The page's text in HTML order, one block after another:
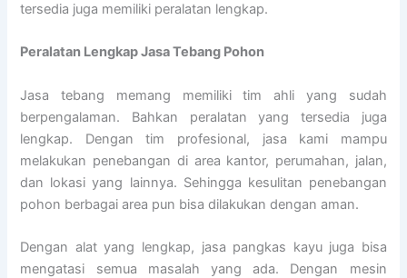
tersedia juga memiliki peralatan lengkap.
Peralatan Lengkap Jasa Tebang Pohon
Jasa tebang memang memiliki tim ahli yang sudah
berpengalaman. Bahkan peralatan yang tersedia juga
lengkap. Dengan tim profesional, jasa kami mampu
melakukan penebangan di area kantor, perumahan, jalan,
dan lokasi yang lainnya. Sehingga kesulitan penebangan
pohon berbagai area pun bisa dilakukan dengan aman.
Dengan alat yang lengkap, jasa pangkas kayu juga bisa
mengatasi semua masalah yang ada. Dengan mesin